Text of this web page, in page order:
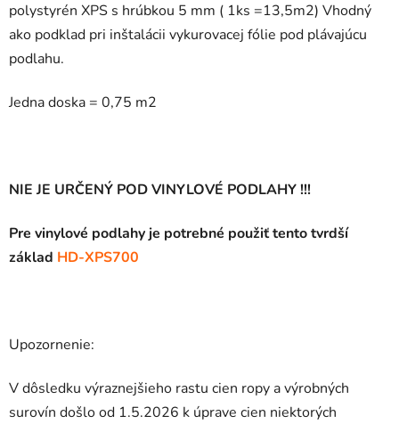
polystyrén XPS s hrúbkou 5 mm ( 1ks =13,5m2) Vhodný
ako podklad pri inštalácii vykurovacej fólie pod plávajúcu
podlahu.
Jedna doska = 0,75 m2
NIE JE URČENÝ POD VINYLOVÉ PODLAHY !!!
Pre vinylové podlahy je potrebné použiťtento tvrdší
základ HD-XPS700
Upozornenie:
V dôsledku výraznejšieho rastu cien ropy a výrobných
surovín došlo od 1.5.2026 k úprave cien niektorých